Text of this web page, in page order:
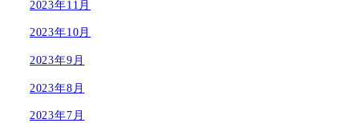
2023年11月
2023年10月
2023年9月
2023年8月
2023年7月